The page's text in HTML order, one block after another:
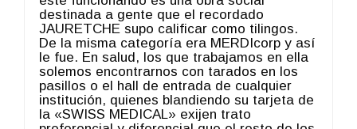
destinada a gente que el recordado
JAURETCHE supo calificar como tilingos.
De la misma categoría era MERDIcorp y así
le fue. En salud, los que trabajamos en ella
solemos encontrarnos con tarados en los
pasillos o el hall de entrada de cualquier
institución, quienes blandiendo su tarjeta de
la «SWISS MEDICAL» exijen trato